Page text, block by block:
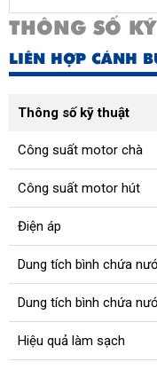
THÔNG SỐ
LIÊN HỢP CÁNH
Thông số kỹ thuật
Công suất motor chà
Công suất motor hút
Điện áp
Dung tích bình chứa
Dung tích bình chứa
Hiệu quả làm sạch